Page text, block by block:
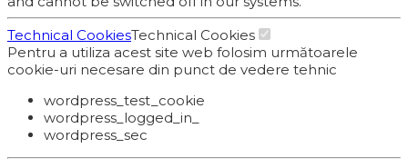
Technical CookiesTechnical Cookies
Pentru a utiliza acest site web folosim următoarele
cookie-uri necesare din punct de vedere tehnic
wordpress_test_cookie
wordpress_logged_in_
wordpress_sec